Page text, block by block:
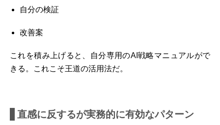
自分の検証
改善案
これを積み上げると、自分専用のAI戦略マニュアルがで
きる。これこそ王道の活用法だ。
直感に反するが実務的に有効なパターン